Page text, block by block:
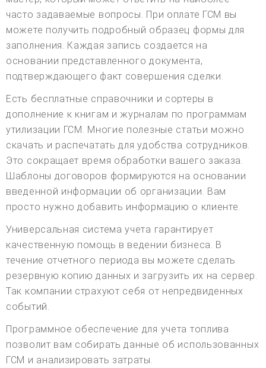
часто задаваемые вопросы. При оплате ГСМ вы
можете получить подробный образец формы для
заполнения. Каждая запись создается на
основании представленного документа,
подтверждающего факт совершения сделки.
Есть бесплатные справочники и сортеры в
дополнение к книгам и журналам по программам
утилизации ГСМ. Многие полезные статьи можно
скачать и распечатать для удобства сотрудников.
Это сокращает время обработки вашего заказа.
Шаблоны договоров формируются на основании
введенной информации об организации. Вам
просто нужно добавить информацию о клиенте.
Универсальная система учета гарантирует
качественную помощь в ведении бизнеса. В
течение отчетного периода вы можете сделать
резервную копию данных и загрузить их на сервер.
Так компании страхуют себя от непредвиденных
событий.
Программное обеспечение для учета топлива
позволит вам собирать данные об использованных
ГСМ и анализировать затраты.